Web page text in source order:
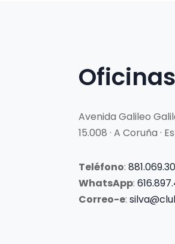
Avenida Galileo
15.008 · A Coruña ·
Teléfono:
WhatsApp:
Correo-e: